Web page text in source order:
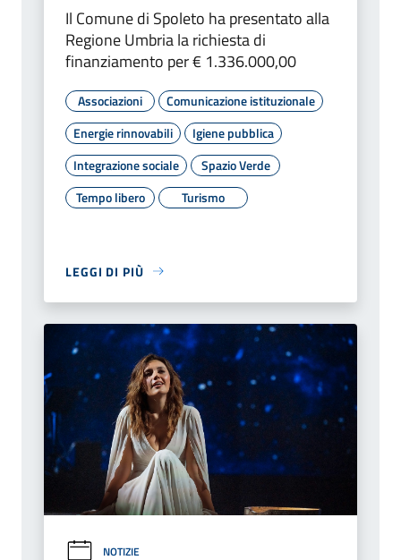
Il Comune di Spoleto ha presentato alla
Regione Umbria la richiesta di
finanziamento per € 1.336.000,00
Associazioni
Comunicazione istituzionale
Energie rinnovabili
Igiene pubblica
Integrazione sociale
Spazio Verde
Tempo libero
Turismo
LEGGI DI PIÙ
NOTIZIE